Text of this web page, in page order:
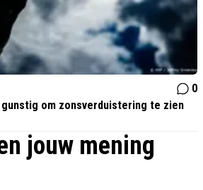
0
om zonsverduistering te zien
jouw mening